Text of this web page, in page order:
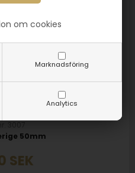
Marknadsföring
Analytics
om cookies
50mm
SEK